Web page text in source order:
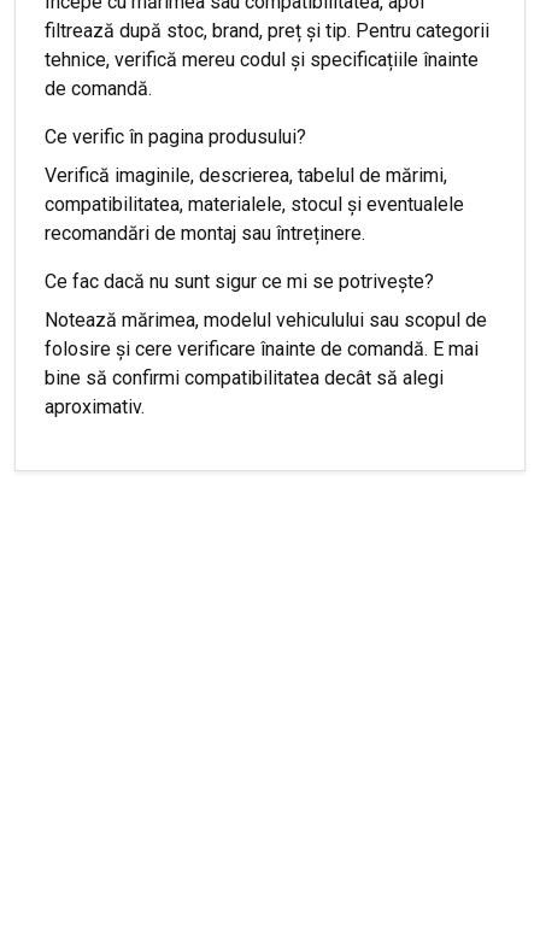
filtrează după stoc, brand, preț și tip. Pentru categorii
tehnice, verifică mereu codul și specificațiile înainte
de comandă.
Ce verific în pagina produsului?
Verifică imaginile, descrierea, tabelul de mărimi,
compatibilitatea, materialele, stocul și eventualele
recomandări de montaj sau întreținere.
Ce fac dacă nu sunt sigur ce mi se potrivește?
Notează mărimea, modelul vehiculului sau scopul de
folosire și cere verificare înainte de comandă. E mai
bine să confirmi compatibilitatea decât să alegi
aproximativ.